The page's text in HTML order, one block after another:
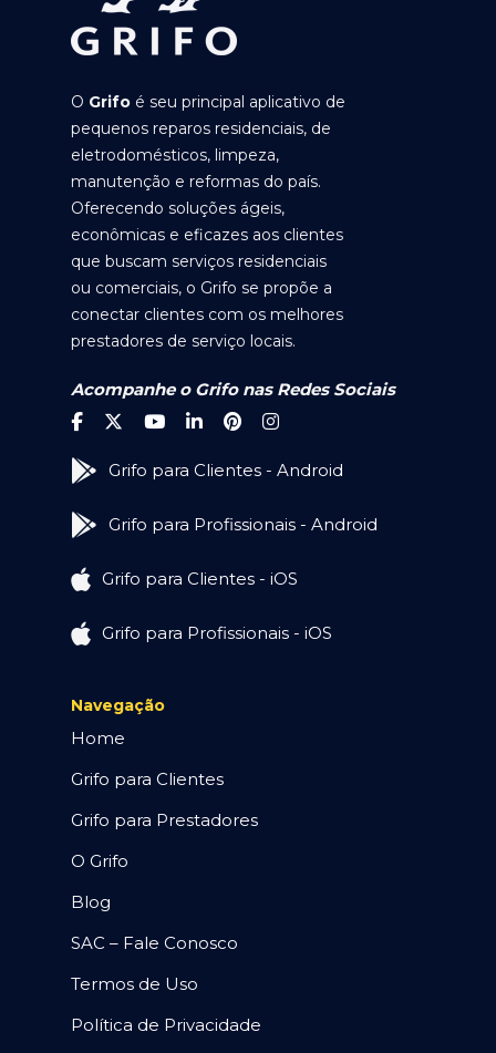
O Grifo é seu principal aplicativo de
pequenos reparos residenciais, de
eletrodomésticos, limpeza,
manutenção e reformas do país.
Oferecendo soluções ágeis,
econômicas e eficazes aos clientes
que buscam serviços residenciais
ou comerciais, o Grifo se propõe a
conectar clientes com os melhores
prestadores de serviço locais.
Acompanhe o Grifo nas Redes Sociais
Grifo para Clientes - Android
Grifo para Profissionais - Android
Grifo para Clientes - iOS
Grifo para Profissionais - iOS
Navegação
Home
Grifo para Clientes
Grifo para Prestadores
O Grifo
Blog
SAC – Fale Conosco
Termos de Uso
Política de Privacidade